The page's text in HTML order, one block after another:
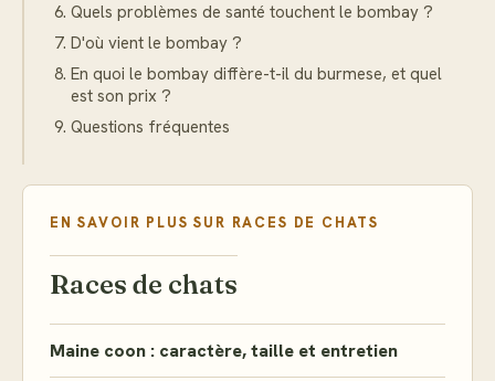
Quels problèmes de santé touchent le bombay ?
D'où vient le bombay ?
En quoi le bombay diffère-t-il du burmese, et quel
est son prix ?
Questions fréquentes
EN SAVOIR PLUS SUR RACES DE CHATS
Races de chats
Maine coon : caractère, taille et entretien